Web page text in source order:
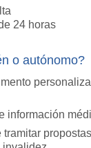
24 horas
o autónomo?
información